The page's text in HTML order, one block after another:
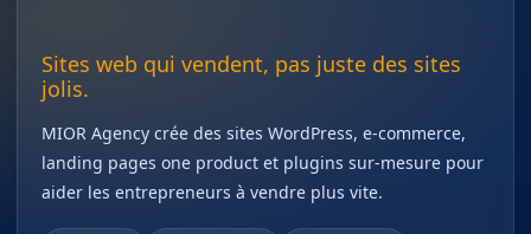
Sites web qui vendent, pas juste des sites
jolis.
MIOR Agency crée des sites WordPress, e-commerce,
landing pages one product et plugins sur-mesure pour
aider les entrepreneurs à vendre plus vite.